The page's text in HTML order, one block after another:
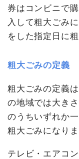
券はコンビニで
入して粗大ごみ
をした指定日に
粗大ごみの定義
粗大ごみの定義
の地域では大き
のうちいずれか
粗大ごみになり
テレビ・エアコ